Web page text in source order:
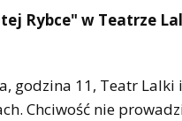
Rybce" w Teatrze
godzina 11, Teatr Lalki
Chciwość nie